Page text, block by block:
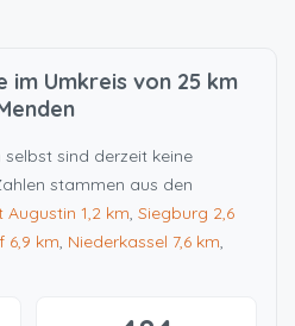
Umkreis von 25 km
selbst sind derzeit keine
stammen aus den
Augustin 1,2 km, Siegburg 2,6
6,9 km, Niederkassel 7,6 km,